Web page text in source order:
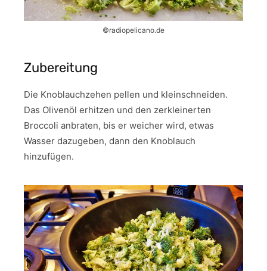
©️radiopelicano.de
Zubereitung
Die Knoblauchzehen pellen und kleinschneiden.
Das Olivenöl erhitzen und den zerkleinerten
Broccoli anbraten, bis er weicher wird, etwas
Wasser dazugeben, dann den Knoblauch
hinzufügen.